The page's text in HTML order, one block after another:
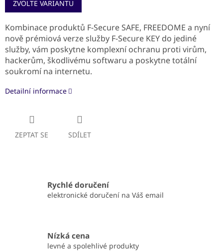
cena:
ZVOLTE VARIANTU
Kombinace produktů F-Secure SAFE, FREEDOME a nyní
nově prémiová verze služby F-Secure KEY do jediné
služby, vám poskytne komplexní ochranu proti virům,
hackerům, škodlivému softwaru a poskytne totální
soukromí na internetu.
Detailní informace
ZEPTAT SE SDÍLET
Rychlé doručení
elektronické doručení na Váš email
Nízká cena
levné a spolehlivé produkty